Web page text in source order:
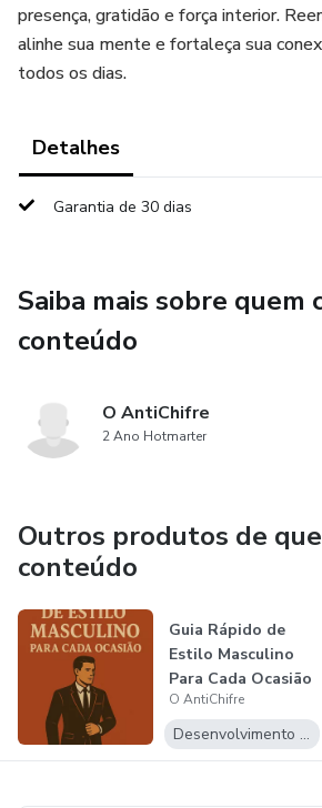
presença, gratidão e força interior.
alinhe sua mente e fortaleça sua
todos os dias.
Detalhes
Garantia de 30 dias
Saiba mais sobre quem
conteúdo
O AntiChifre
2 Ano Hotmarter
Outros produtos de
conteúdo
Guia Rápido de
Estilo Masculino
Para Cada Ocasião
O AntiChifre
Desenvolvimento Pessoal